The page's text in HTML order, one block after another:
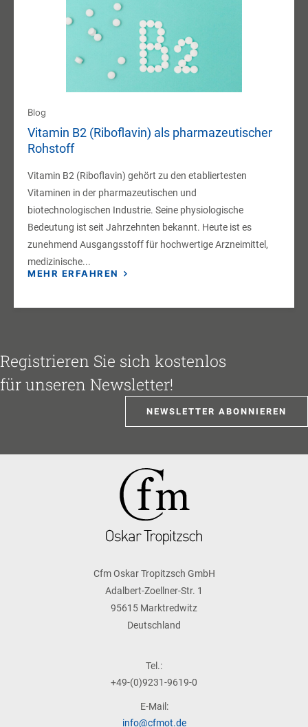
Blog
Vitamin B2 (Riboflavin) als pharmazeutischer
Rohstoff
Vitamin B2 (Riboflavin) gehört zu den etabliertesten
Vitaminen in der pharmazeutischen und
biotechnologischen Industrie. Seine physiologische
Bedeutung ist seit Jahrzehnten bekannt. Heute ist es
zunehmend Ausgangsstoff für hochwertige Arzneimittel,
medizinische...
MEHR ERFAHREN
Registrieren Sie sich kostenlos
für unseren Newsletter!
NEWSLETTER ABONNIEREN
Cfm Oskar Tropitzsch GmbH
Adalbert-Zoellner-Str. 1
95615 Marktredwitz
Deutschland
Tel.:
+49-(0)9231-9619-0
E-Mail:
info@cfmot.de